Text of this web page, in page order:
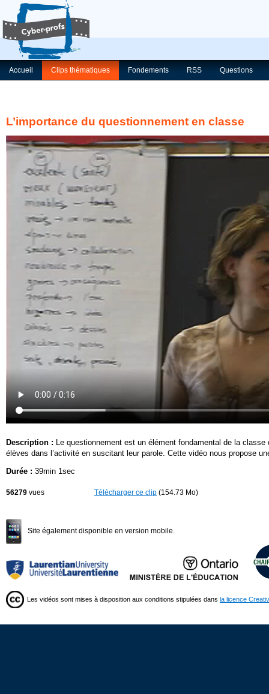
Accueil Clips thématiques Fondements RSS Questions
L’importance du questionnement en classe
Description : Le questionnement est un élément fondamental de la
élèves dans l’activité en suscitant leur parole. Cette vidéo nous propose
Durée : 39min 1sec
56279 vues Télécharger ce clip (154.73 Mo)
Site également disponible en version mobile.
Les vidéos sont mises à disposition aux conditions stipulées dans la licence